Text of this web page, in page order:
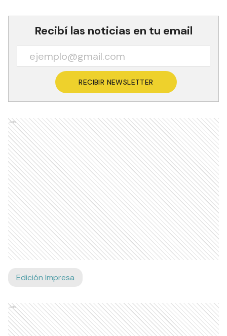
Recibí las noticias en tu email
RECIBIR NEWSLETTER
Ads
Edición Impresa
Ads